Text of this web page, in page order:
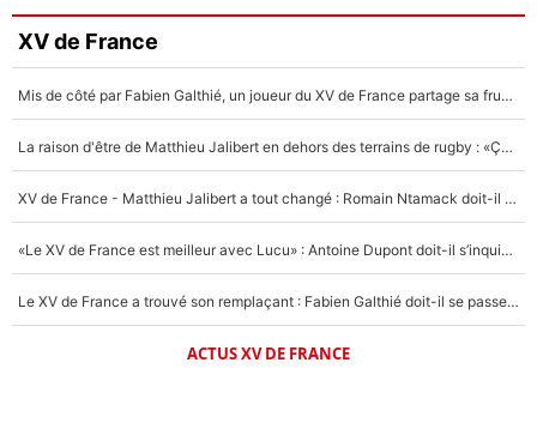
XV de France
Mis de côté par Fabien Galthié, un joueur du XV de France partage sa frustration : «ils ne me l’ont pas dit tout de suite»
La raison d'être de Matthieu Jalibert en dehors des terrains de rugby : «Ça m'atteint autant que si tu touches à un membre de ma famille»
XV de France - Matthieu Jalibert a tout changé : Romain Ntamack doit-il s’inquiéter pour sa place à un an de la Coupe du monde ?
«Le XV de France est meilleur avec Lucu» : Antoine Dupont doit-il s’inquiéter pour sa place ?
Le XV de France a trouvé son remplaçant : Fabien Galthié doit-il se passer d'Antoine Dupont ?
ACTUS XV DE FRANCE